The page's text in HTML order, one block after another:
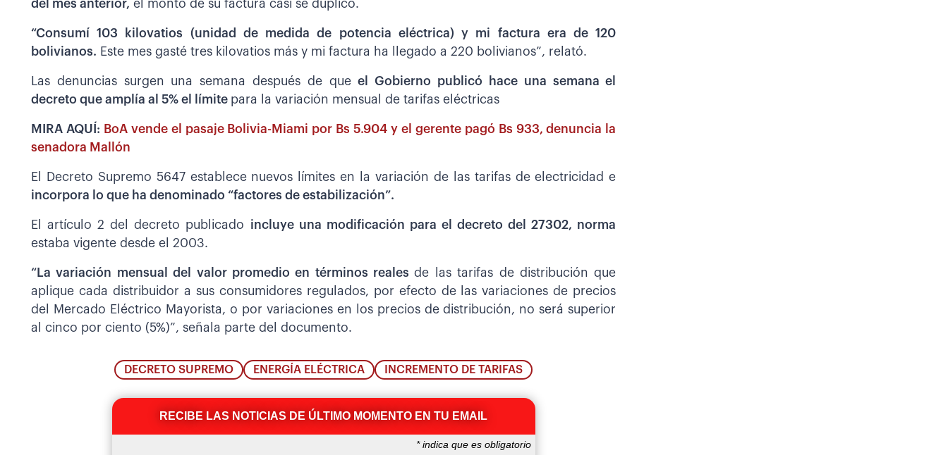
del mes anterior, el monto de su factura casi se duplicó.
“Consumí 103 kilovatios (unidad de medida de potencia eléctrica) y mi factura era de 120
bolivianos. Este mes gasté tres kilovatios más y mi factura ha llegado a 220 bolivianos”, relató.
Las denuncias surgen una semana después de queel Gobierno publicó hace una semana el
decreto que amplía al 5% el límite para la variación mensual de tarifas eléctricas
MIRA AQUÍ: BoA vende el pasaje Bolivia-Miami por Bs 5.904 y el gerente pagó Bs 933, denuncia la
senadora Mallón
El Decreto Supremo 5647 establece nuevos límites en la variación de las tarifas de electricidad e
incorpora lo que ha denominado “factores de estabilización”.
El artículo 2 del decreto publicado incluye una modificación para el decreto del 27302, norma
estaba vigente desde el 2003.
“La variación mensual del valor promedio en términos realesde las tarifas de distribución que
aplique cada distribuidor a sus consumidores regulados, por efecto de las variaciones de precios
del Mercado Eléctrico Mayorista, o por variaciones en los precios de distribución, no será superior
al cinco por ciento (5%)”, señala parte del documento.
DECRETO SUPREMO ENERGÍA ELÉCTRICA INCREMENTO DE TARIFAS
RECIBE LAS NOTICIAS DE ÚLTIMO MOMENTO EN TU EMAIL
*indica que es obligatorio